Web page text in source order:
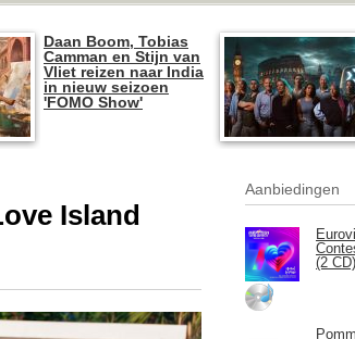
Daan Boom, Tobias
Camman en Stijn van
Vliet reizen naar India
in nieuw seizoen
'FOMO Show'
Island
Aanbiedingen
(2 CD)